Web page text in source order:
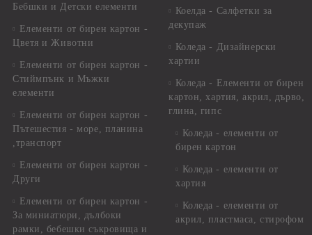
Бебшки и Детски елементи
Елементи от бирен картон -
Цветя и Животни
Елементи от бирен картон -
Стиймпънк и Мъжки
елементи
Елементи от бирен картон -
Пътешестия - море, планина
,транспорт
Елементи от бирен картон -
Други
Елементи от бирен картон -
За миниатюри, дълбоки
рамки, бебешки съкровища и
Коелда - Салфетки за
декупаж
Коледа - Дизайнерски
хартии
Коледа - Eлементи от бирен
картон, хартия, акрил, дърво,
глина, гипс
Коледа - елементи от
бирен картон
Коледа - елементи от
хартия
Коледа - елементи от
акрил, пластмаса, стирофом